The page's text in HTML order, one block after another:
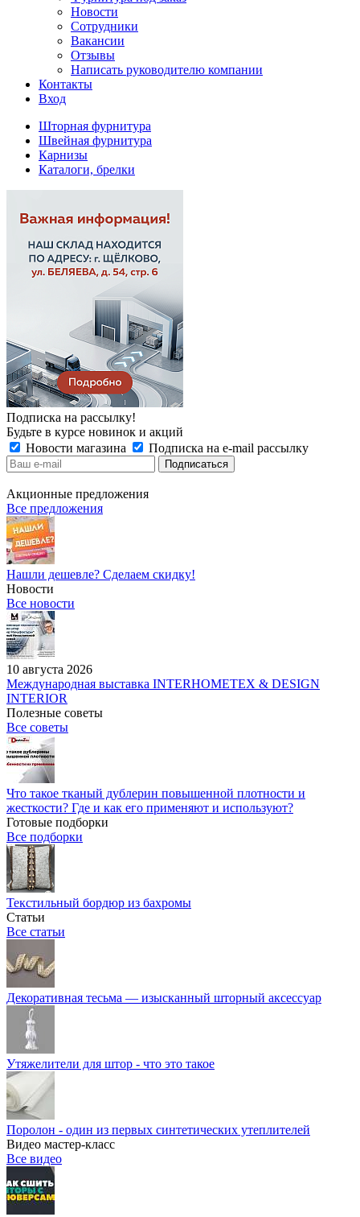
Новости
Сотрудники
Вакансии
Отзывы
Написать руководителю компании
Контакты
Вход
Шторная фурнитура
Швейная фурнитура
Карнизы
Каталоги, брелки
Подписка на рассылку!
Будьте в курсе новинок и акций
Новости магазина
Подписка на e-mail рассылку
Акционные предложения
Все предложения
Нашли дешевле? Сделаем скидку!
Новости
Все новости
10 августа 2026
Международная выставка INTERHOMETEX & DESIGN
INTERIOR
Полезные советы
Все советы
Что такое тканый дублерин повышенной плотности и
жесткости? Где и как его применяют и используют?
Готовые подборки
Все подборки
Текстильный бордюр из бахромы
Статьи
Все статьи
Декоративная тесьма — изысканный шторный аксессуар
Утяжелители для штор - что это такое
Поролон - один из первых синтетических утеплителей
Видео мастер-класс
Все видео